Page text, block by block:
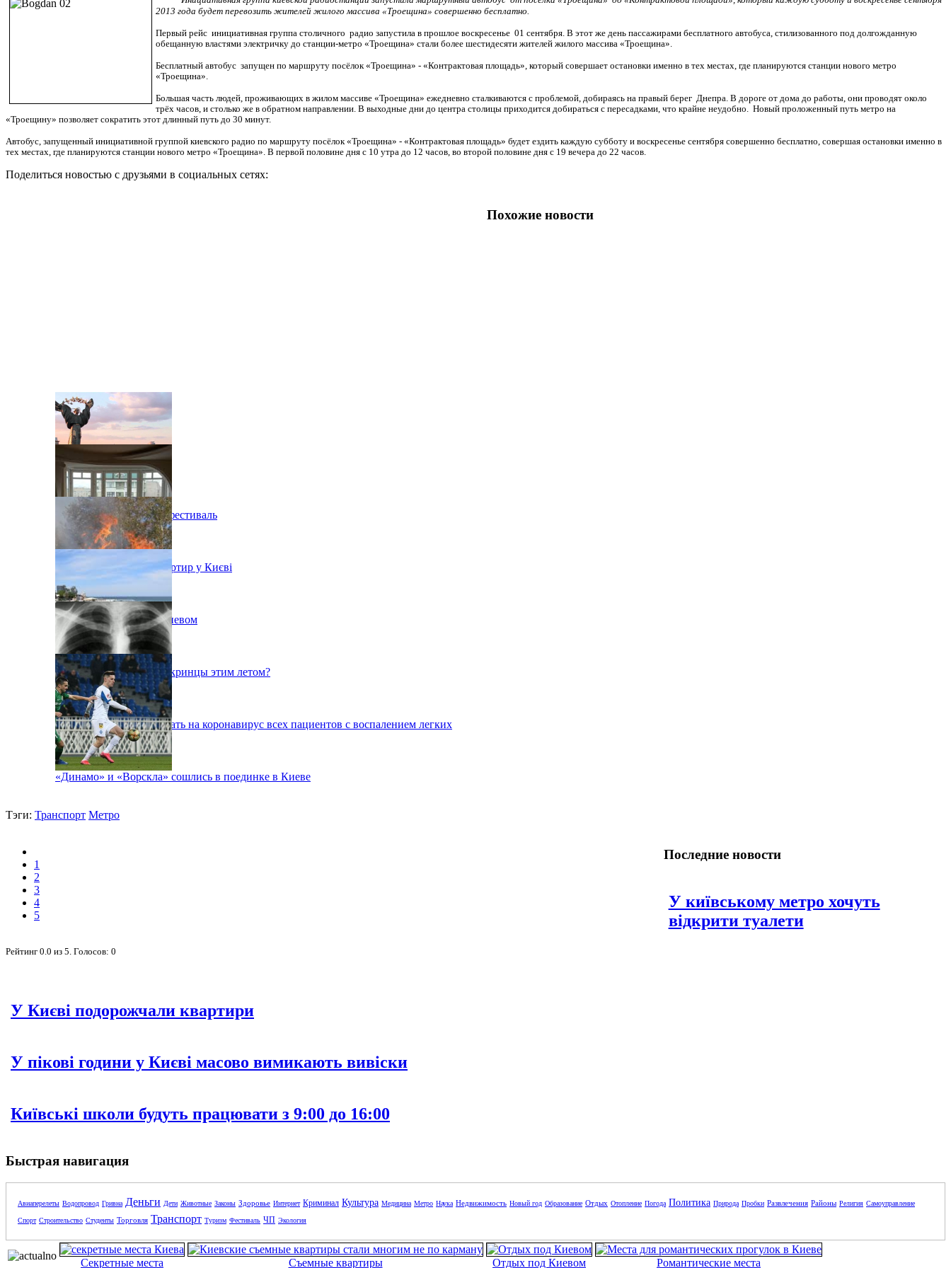
2013 года будет перевозить жителей жилого массива «Троещина» совершенно бесплатно.
Первый рейс инициативная группа столичного радио запустила в прошлое воскресенье 01 сентября. В этот же день пассажирами бесплатного автобуса, стилизованного под долгожданную
обещанную властями электричку до станции-метро «Троещина» стали более шестидесяти жителей жилого массива «Троещина».
Бесплатный автобус запущен по маршруту посёлок «Троещина» - «Контрактовая площадь», который совершает остановки именно в тех местах, где планируются станции нового метро
«Троещина».
Большая часть людей, проживающих в жилом массиве «Троещина» ежедневно сталкиваются с проблемой, добираясь на правый берег Днепра. В дороге от дома до работы, они проводят около
трёх часов, и столько же в обратном направлении. В выходные дни до центра столицы приходится добираться с пересадками, что крайне неудобно.
Новый проложенный путь метро на
«Троещину» позволяет сократить этот длинный путь до 30 минут.
Автобус, запущенный инициативной группой киевского радио по маршруту посёлок «Троещина» - «Контрактовая площадь» будет ездить каждую субботу и воскресенье сентября совершенно бесплатно, совершая остановки именно в
тех местах, где планируются станции нового метро «Троещина». В первой половине дня с 10 утра до 12 часов, во второй половине дня с 19 вечера до 22 часов.
Поделиться новостью с друзьями в социальных сетях:
Похожие новости
В Киеве состоится эко-фестиваль
Ситуація з орендою квартир у Києві
Пожар на свалке под Киевом
Куда поедут отдыхать укринцы этим летом?
В Киеве будут тестировать на коронавирус всех пациентов с воспалением легких
«Динамо» и «Ворскла» сошлись в поединке в Киеве
Тэги: Транспорт Метро
1
2
3
4
5
Рейтинг 0.0 из 5 . Голосов: 0
Последние новости
У київському метро хочуть
відкрити туалети
У Києві подорожчали квартири
У пікові години у Києві масово вимикають вивіски
Київські школи будуть працювати з 9:00 до 16:00
Быстрая навигация
Авиаперелеты Водопровод Гривна Деньги Дети Животные Законы Здоровье Интернет Криминал Культура Медицина Метро Наука Недвижимость Новый год Образование Отдых Отопление Погода Политика Природа Пробки Развлечения Районы Религия Самоуправление
Спорт Строительство Студенты Торговля Транспорт Туризм Фестиваль ЧП Экология
Секретные места Съемные квартиры Отдых под Киевом Романтические места